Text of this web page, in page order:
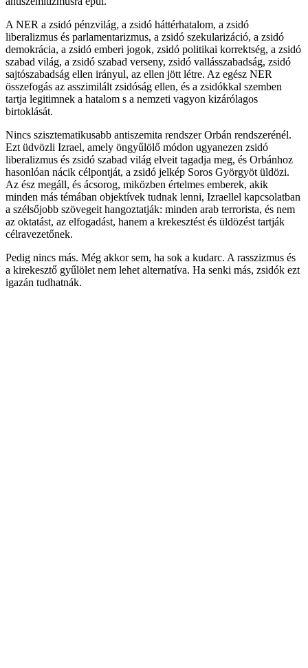
A NER a zsidó pénzvilág, a zsidó háttérhatalom, a zsidó
liberalizmus és parlamentarizmus, a zsidó szekularizáció, a zsidó
demokrácia, a zsidó emberi jogok, zsidó politikai korrektség, a zsidó
szabad világ, a zsidó szabad verseny, zsidó vallásszabadság, zsidó
sajtószabadság ellen irányul, az ellen jött létre. Az egész NER
összefogás az asszimilált zsidóság ellen, és a zsidókkal szemben
tartja legitimnek a hatalom s a nemzeti vagyon kizárólagos
birtoklását.
Nincs szisztematikusabb antiszemita rendszer Orbán rendszerénél.
Ezt üdvözli Izrael, amely öngyűlölő módon ugyanezen zsidó
liberalizmus és zsidó szabad világ elveit tagadja meg, és Orbánhoz
hasonlóan nácik célpontját, a zsidó jelkép Soros Györgyöt üldözi.
Az ész megáll, és ácsorog, miközben értelmes emberek, akik
minden más témában objektívek tudnak lenni, Izraellel kapcsolatban
a szélsőjobb szövegeit hangoztatják: minden arab terrorista, és nem
az oktatást, az elfogadást, hanem a krekesztést és üldözést tartják
célravezetőnek.
Pedig nincs más. Még akkor sem, ha sok a kudarc. A rasszizmus és
a kirekesztő gyűlölet nem lehet alternatíva. Ha senki más, zsidók ezt
igazán tudhatnák.